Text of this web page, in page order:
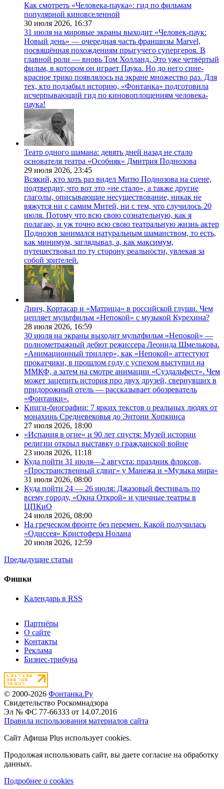
Как смотреть «Человека-паука»: гид по фильмам
популярной киновселенной
30 июля 2026, 16:37
31 июля на мировые экраны выходит «Человек-паук:
Новый день» — очередная часть франшизы Marvel,
посвящённая похождениям прыгучего супергероя. В
главной роли — вновь Том Холланд. Это уже четвёртый
фильм, в котором он играет Паука. Но до него сине-
красное трико появлялось на экране множество раз. Для
тех, кто подзабыл историю, «Фонтанка» подготовила
исчерпывающий гид по киновоплощениям человека-
паука!
Театр одного шамана: девять дней назад не стало
основателя театра «Особняк» Дмитрия Поднозова
29 июля 2026, 23:45
Всякий, кто хоть раз видел Митю Поднозова на сцене,
подтвердит, что вот это «не стало», а также другие
глаголы, описывающие несуществование, никак не
вяжутся ни с самим Митей, ни с тем, что случилось 20
июля. Потому что всю свою сознательную, как я
полагаю, и уж точно всю свою театральную жизнь актер
Поднозов занимался натуральным шаманством, то есть,
как минимум, заглядывал, а, как максимум,
путешествовал по ту сторону реальности, увлекая за
собой зрителей.
Линч, Кортасар и «Матрица» в российской глуши. Чем
цепляет мультфильм «Непокой» с музыкой Курехина?
28 июля 2026, 16:59
30 июля на экраны выходит мультфильм «Непокой» —
полнометражный дебют режиссера Леонида Шмелькова.
«Анимационный триллер», как «Непокой» аттестуют
прокатчики, в прошлом году с успехом выступил на
ММКФ, а затем на смотре анимации «Суздальфест». Чем
может зацепить история про двух друзей, свернувших в
придорожный отель — рассказывает обозреватель
«Фонтанки».
Книги-биографии: 7 ярких текстов о реальных людях от
монахинь Средневековья до Энтони Хопкинса
27 июля 2026, 18:00
«Испания в огне» и 90 лет спустя: Музей истории
религии открыл выставку о гражданской войне
23 июля 2026, 11:18
Куда пойти 31 июля—2 августа: праздник флоксов,
«Пространственный сдвиг» у Манежа и «Музыка мира»
31 июля 2026, 08:00
Куда пойти 24 — 26 июля: Джазовый фестиваль по
всему городу, «Окна Открой» и уличные театры в
ЦПКиО
24 июля 2026, 08:00
На греческом фронте без перемен. Какой получилась
«Одиссея» Кристофера Нолана
20 июля 2026, 12:59
Предыдущие статьи
Фишки
Календарь в RSS
Партнёры
О сайте
Контакты
Реклама
Бизнес-трибуна
© 2000-2026 Фонтанка.Ру
Свидетельство Роскомнадзора
Эл № ФС 77-66333 от 14.07.2016
Правила использования материалов сайта
Сайт Афиша Plus использует cookies.
Продолжая использовать сайт, вы даете согласие на обработку
данных.
Подробнее о cookies